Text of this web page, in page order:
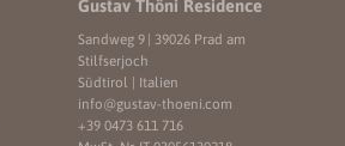
Gustav Thöni Residence
Sandweg 9 | 39026 Prad am
Stilfserjoch
Südtirol | Italien
info@gustav-thoeni.com
+39 0473 611 716